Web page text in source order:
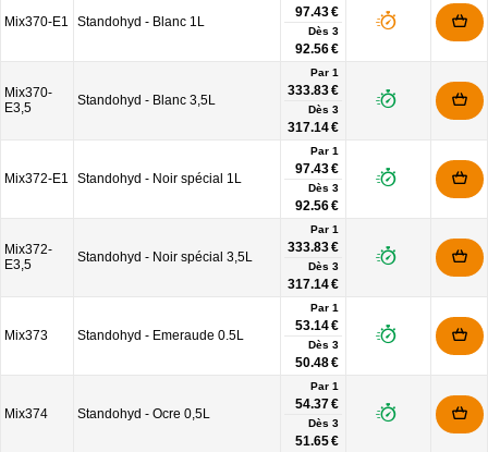
Mix370-E1 Standohyd - Blanc 1L
97.43 €
Dès 3
92.56 €
Mix370-
E3,5
Standohyd - Blanc 3,5L
Par 1
333.83 €
Dès 3
317.14 €
Mix372-E1 Standohyd - Noir spécial 1L
Par 1
97.43 €
Dès 3
92.56 €
Mix372-
E3,5
Standohyd - Noir spécial 3,5L
Par 1
333.83 €
Dès 3
317.14 €
Mix373 Standohyd - Emeraude 0.5L
Par 1
53.14 €
Dès 3
50.48 €
Mix374 Standohyd - Ocre 0,5L
Par 1
54.37 €
Dès 3
51.65 €